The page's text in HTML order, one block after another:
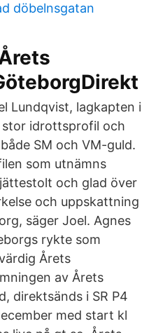
döbelnsgatan
Lundqvist, lagkapten i
stor idrottsprofil och
SM och VM-guld.
som utnämns
och glad över
och uppskattning
säger Joel. Agnes
rykte som
Årets
av Årets
direktsänds i SR P4
med start kl